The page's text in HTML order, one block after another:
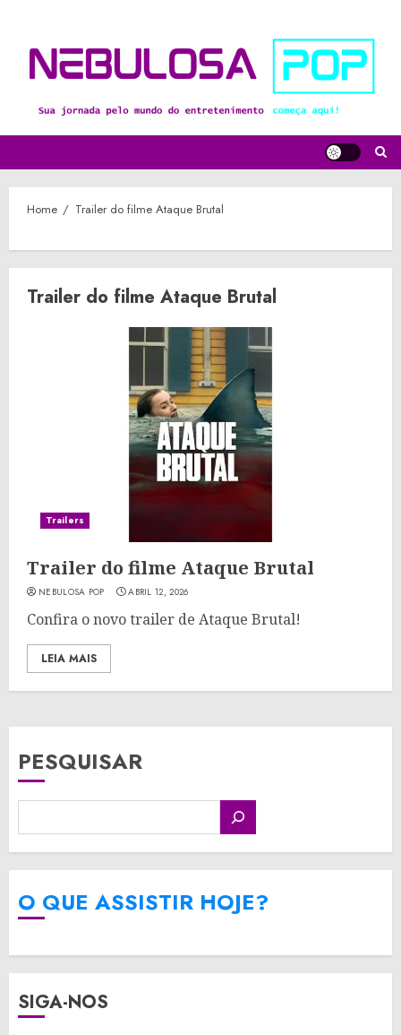
content
Home Trailer do filme Ataque Brutal
Trailer do filme Ataque Brutal
Trailers
Trailer do filme Ataque Brutal
NEBULOSA POP ABRIL 12, 2026
Confira o novo trailer de Ataque Brutal!
LEIA MAIS
PESQUISAR
O QUE ASSISTIR HOJE?
SIGA-NOS